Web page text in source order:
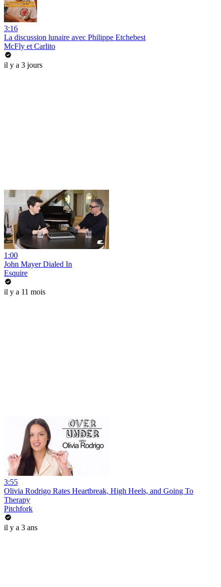
3:16
La discussion lunaire avec Philippe Etchebest
McFly et Carlito
il y a 3 jours
1:00
John Mayer Dialed In
Esquire
il y a 11 mois
3:55
Olivia Rodrigo Rates Heartbreak, High Heels, and Going To
Therapy
Pitchfork
il y a 3 ans